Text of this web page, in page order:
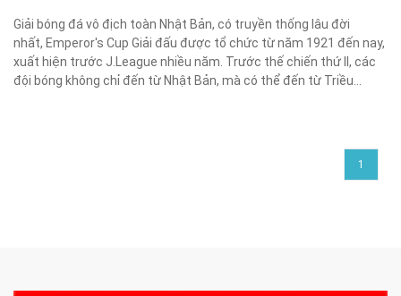
Giải bóng đá vô địch toàn Nhật Bản, có truyền thống lâu đời
nhất, Emperor's Cup Giải đấu được tổ chức từ năm 1921 đến nay,
xuất hiện trước J.League nhiều năm. Trước thế chiến thứ II, các
đội bóng không chỉ đến từ Nhật Bản, mà có thể đến từ Triều...
1